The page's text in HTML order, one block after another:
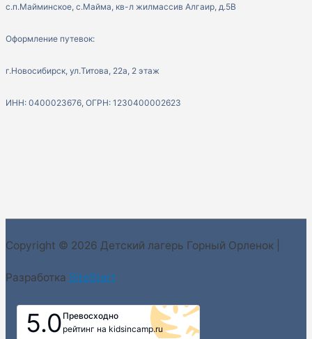
с.п.Майминское, с.Майма, кв-л жилмассив Алгаир, д.5В
Оформление путевок:
г.Новосибирск, ул.Титова, 22а, 2 этаж
ИНН: 0400023676, ОГРН: 1230400002623
Copyright © 2026 Детский лагерь Горный Орленок
Разработка SiteStart
5.0 Превосходно
рейтинг на kidsincamp.ru